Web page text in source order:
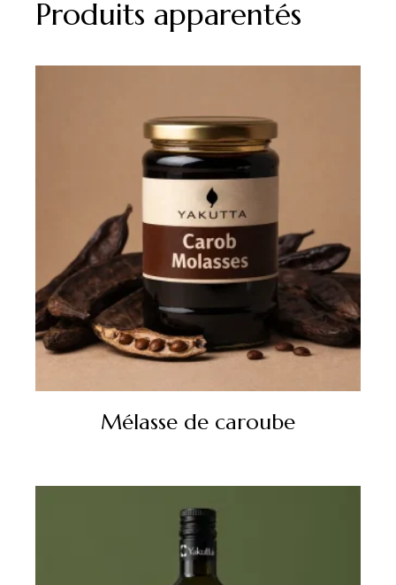
Produits apparentés
Mélasse de caroube